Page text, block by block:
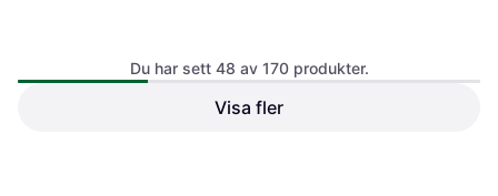
INF Aktivitetsarmband Puls,
Blodsyre, Stegräknare, Rosa
Du har sett 48 av 170 produkter.
Visa fler